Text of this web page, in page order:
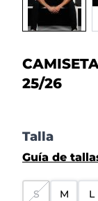
25/26
Talla
Guía de
S M L